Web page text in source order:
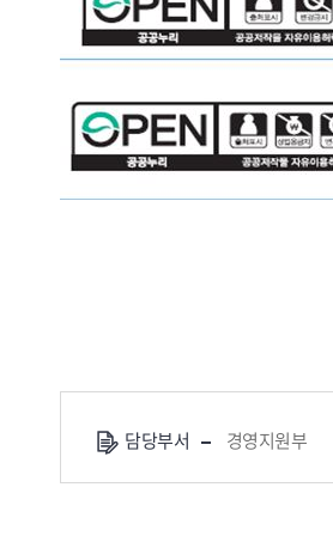
담당부서 경영지원부